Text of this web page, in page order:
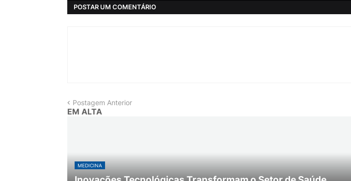
POSTAR UM COMENTÁRIO
Postagem Anterior
EM ALTA
MEDICINA